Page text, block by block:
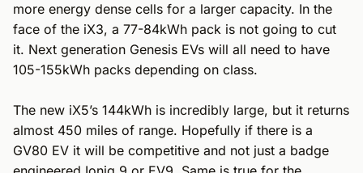
more energy dense cells for a larger capacity. In the
face of the iX3, a 77-84kWh pack is not going to cut
it. Next generation Genesis EVs will all need to have
105-155kWh packs depending on class.
The new iX5’s 144kWh is incredibly large, but it returns
almost 450 miles of range. Hopefully if there is a
GV80 EV it will be competitive and not just a badge